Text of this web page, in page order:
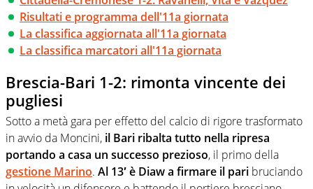
Risultati e programma dell'11a giornata
La classifica aggiornata all'11a giornata
La classifica marcatori all'11a giornata
Brescia-Bari 1-2: rimonta vincente dei
pugliesi
Sotto a metà gara per effetto del calcio di rigore trasformato
in avvio da Moncini, il Bari ribalta tutto nella ripresa
portando a casa un successo prezioso, il primo della
gestione Marino. Al 13′ è Diaw a firmare il pari bruciando